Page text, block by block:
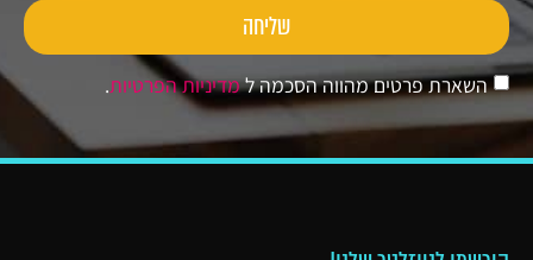
השארת פרטים מהווה הסכמה למדיניות הפרטיות.
שליחה